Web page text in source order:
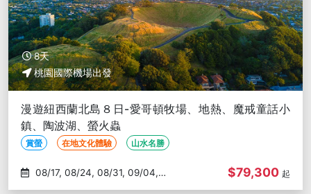
8天
桃園國際機場出發
漫遊紐西蘭北島８日-愛哥頓牧場、地熱、魔戒童話小
鎮、陶波湖、螢火蟲
賞螢 在地文化體驗 山水名勝
09/11
$79,300 起